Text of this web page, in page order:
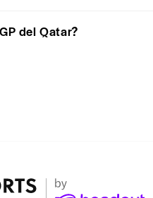
del Qatar?